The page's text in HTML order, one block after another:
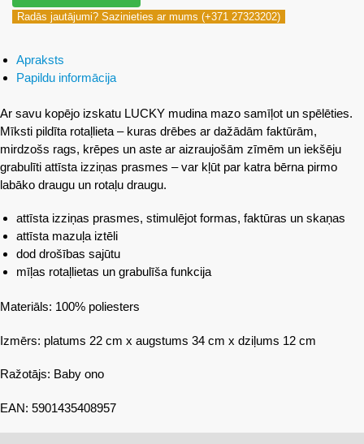
Radās jautājumi? Sazinieties ar mums (+371 27323202)
Apraksts
Papildu informācija
Ar savu kopējo izskatu LUCKY mudina mazo samīļot un spēlēties.
Mīksti pildīta rotaļlieta – kuras drēbes ar dažādām faktūrām,
mirdzošs rags, krēpes un aste ar aizraujošām zīmēm un iekšēju
grabulīti attīsta izziņas prasmes – var kļūt par katra bērna pirmo
labāko draugu un rotaļu draugu.
attīsta izziņas prasmes, stimulējot formas, faktūras un skaņas
attīsta mazuļa iztēli
dod drošības sajūtu
mīļas rotaļlietas un grabulīša funkcija
Materiāls: 100% poliesters
Izmērs: platums 22 cm x augstums 34 cm x dziļums 12 cm
Ražotājs: Baby ono
EAN: 5901435408957